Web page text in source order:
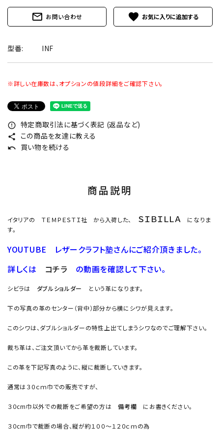
mail_outline お問い合わせ favorite
型番: INF
※詳しい在庫数は、オプションの値段詳細をご確認下さい。
error_outline 特定商取引法に基づく表記 (返品など)
share この商品を友達に教える
undo 買い物を続ける
商品説明
イタリアの ＴＥＭＰＥＳＴＩ社 から入荷した、 ＳＩＢＩＬＬＡ になりま
す。
YOUTUBE レザークラフト塾さんにご紹介頂きました。
詳しくは コチラ の動画を確認して下さい。
シビラは ダブルショルダー という革になります。
下の写真の革のセンター（背中）部分から横にシワが見えます。
このシワは、ダブルショルダーの特性上出てしまうシワなのでご理解下さい。
裁ち革は、ご注文頂いてから革を裁断しています。
この革を下記写真のように、縦に裁断していきます。
通常は３０ｃｍ巾での販売ですが、
３０cm巾以外での裁断をご希望の方は備考欄 にお書きください。
３０cm巾で裁断の場合、縦が約１００～１２０ｃｍの為